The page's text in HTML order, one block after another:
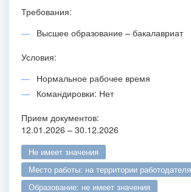
Требования:
Высшее образование – бакалавриат
Условия:
Нормальное рабочее время
Командировки: Нет
Прием документов:
12.01.2026 – 30.12.2026
не имеет значения
место работы: на территории работодателя
образование: не имеет значения